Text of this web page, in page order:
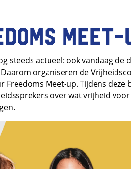
Meet-
steeds actueel: ook vandaag de
organiseren de
Freedoms Meet-up. Tijdens deze
over wat vrijheid